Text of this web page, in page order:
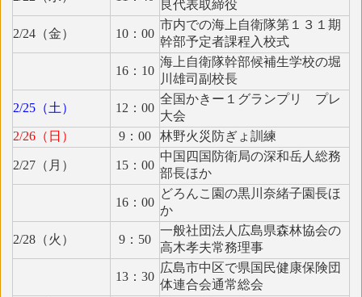
良代表取締役
2/24（金） 10：00
市内での海上自衛隊第１３１期
幹部予定者課程入校式
16：10
海上自衛隊幹部候補生学校の堀
川雄司副校長
2/25（土） 12：00
全国かきー１グランプリ プレ
大会
2/26（日）
9：00 林野火災防ぎょ訓練
2/27（月） 15：00
中国四国防衛局の深和岳人総務
部長ほか
16：00
どろんこ園の黒川奈緒子園長ほ
か
2/28（火） 9：50
一般社団法人広島県森林協会の
高木孝夫常務理事
13：30
広島市中区で県国民健康保険団
体連合会通常総会